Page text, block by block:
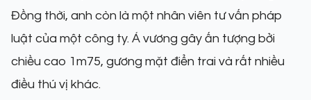
Đồng thời, anh còn là một nhân viên tư vấn pháp
luật của một công ty. Á vương gây ấn tượng bởi
chiều cao 1m75, gương mặt điển trai và rất nhiều
điều thú vị khác.